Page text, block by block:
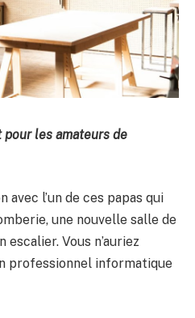
pour les amateurs de
avec l’un de ces papas qui
une nouvelle salle de
escalier. Vous n’auriez
professionnel informatique